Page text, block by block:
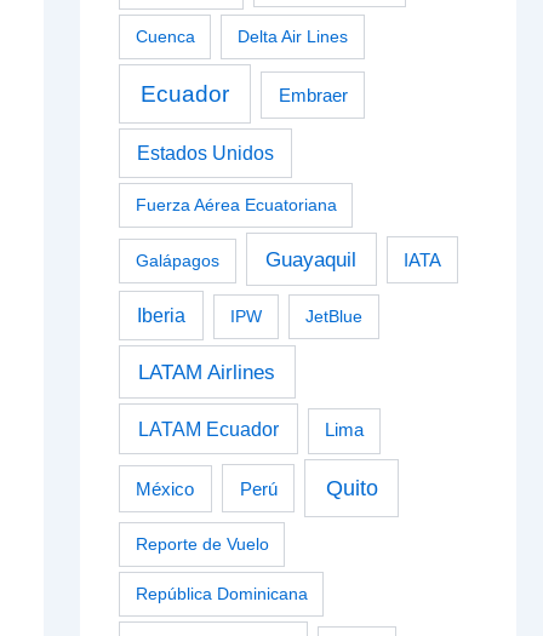
Cuenca Delta Air Lines
Ecuador Embraer
Estados Unidos
Fuerza Aérea Ecuatoriana
Galápagos Guayaquil IATA
Iberia IPW JetBlue
LATAM Airlines
LATAM Ecuador Lima
México Perú Quito
Reporte de Vuelo
República Dominicana